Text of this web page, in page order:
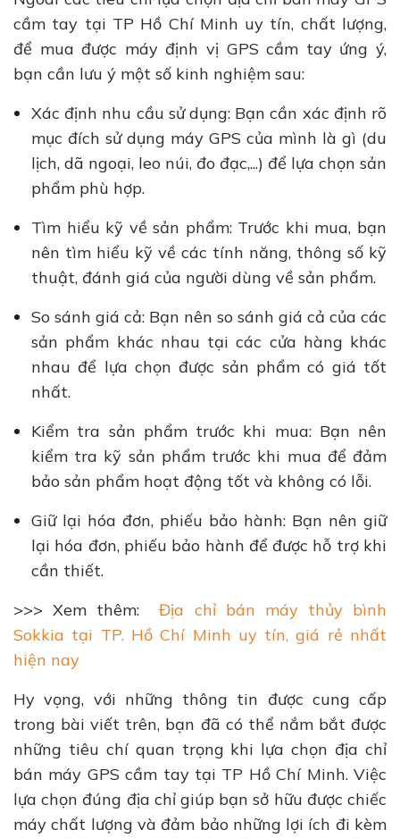
cầm tay tại TP Hồ Chí Minh uy tín, chất lượng,
để mua được máy định vị GPS cầm tay ứng ý,
bạn cần lưu ý một số kinh nghiệm sau:
Xác định nhu cầu sử dụng: Bạn cần xác định rõ
mục đích sử dụng máy GPS của mình là gì (du
lịch, dã ngoại, leo núi, đo đạc,...) để lựa chọn sản
phẩm phù hợp.
Tìm hiểu kỹ về sản phẩm: Trước khi mua, bạn
nên tìm hiểu kỹ về các tính năng, thông số kỹ
thuật, đánh giá của người dùng về sản phẩm.
So sánh giá cả: Bạn nên so sánh giá cả của các
sản phẩm khác nhau tại các cửa hàng khác
nhau để lựa chọn được sản phẩm có giá tốt
nhất.
Kiểm tra sản phẩm trước khi mua: Bạn nên
kiểm tra kỹ sản phẩm trước khi mua để đảm
bảo sản phẩm hoạt động tốt và không có lỗi.
Giữ lại hóa đơn, phiếu bảo hành: Bạn nên giữ
lại hóa đơn, phiếu bảo hành để được hỗ trợ khi
cần thiết.
>>> Xem thêm:Địa chỉ bán máy thủy bình
Sokkia tại TP. Hồ Chí Minh uy tín, giá rẻ nhất
hiện nay
Hy vọng, với những thông tin được cung cấp
trong bài viết trên, bạn đã có thể nắm bắt được
những tiêu chí quan trọng khi lựa chọn địa chỉ
bán máy GPS cầm tay tại TP Hồ Chí Minh. Việc
lựa chọn đúng địa chỉ giúp bạn sở hữu được chiếc
máy chất lượng và đảm bảo những lợi ích đi kèm